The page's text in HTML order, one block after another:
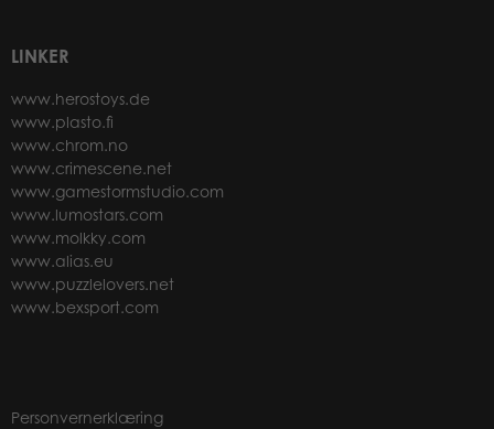
LINKER
www.herostoys.de
www.plasto.fi
www.chrom.no
www.crimescene.net
www.gamestormstudio.com
www.lumostars.com
www.molkky.com
www.alias.eu
www.puzzlelovers.net
www.bexsport.com
Personvernerklæring